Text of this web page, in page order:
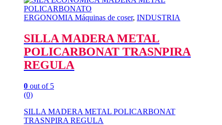
ERGONOMIA Máquinas de coser, INDUSTRIA
SILLA MADERA METAL
POLICARBONAT TRASNPIRA
REGULA
0 out of 5
(0)
SILLA MADERA METAL POLICARBONAT
TRASNPIRA REGULA